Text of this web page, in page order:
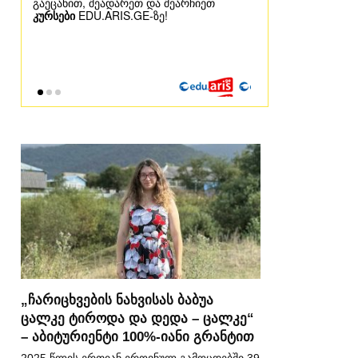
„ჩარიცხვების ნახვისას ბაბუა
ცალკე ტიროდა და დედა – ცალკე“
– აბიტურიენტი 100%-იანი გრანტით